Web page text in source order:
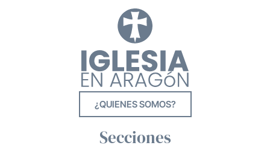
¿QUIENES SOMOS?
Secciones